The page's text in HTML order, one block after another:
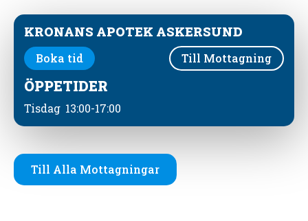
KRONANS APOTEK ASKERSUND
Boka tid Till Mottagning
ÖPPETIDER
Tisdag 13:00-17:00
Till Alla Mottagningar